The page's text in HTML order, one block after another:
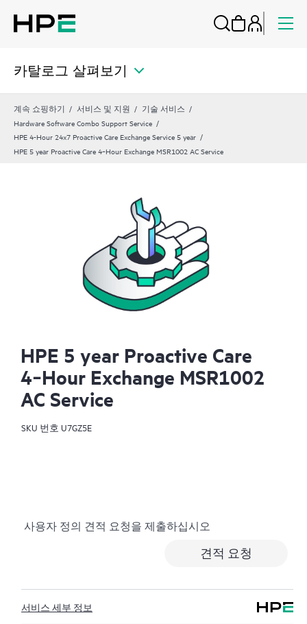
카탈로그 살펴보기
계속 쇼핑하기 서비스 및 지원
기술 서비스
Hardware Software Combo Support Service
HPE 4-Hour 24x7 Proactive Care Exchange Service 5 year
HPE 5 year Proactive Care 4‑Hour Exchange MSR1002 AC Service
HPE 5 year Proactive Care
4‑Hour Exchange MSR1002
AC Service
SKU 번호 U7GZ5E
사용자 정의 견적 요청을 제출하십시오
견적 요청
서비스 세부 정보